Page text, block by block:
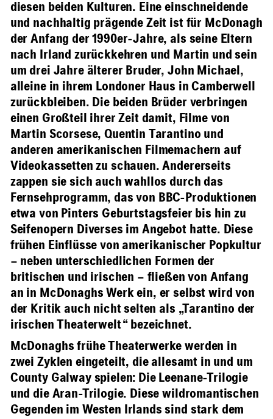
diesen beiden Kulturen. Eine einschneidende
und nachhaltig prägende Zeit ist für McDonagh
der Anfang der 1990er-Jahre, als seine Eltern
nach Irland zurückkehren und Martin und sein
um drei Jahre älterer Bruder, John Michael,
alleine in ihrem Londoner Haus in Camberwell
zurückbleiben. Die beiden Brüder verbringen
einen Großteil ihrer Zeit damit, Filme von
Martin Scorsese, Quentin Tarantino und
anderen amerikanischen Filmemachern auf
Videokassetten zu schauen. Andererseits
zappen sie sich auch wahllos durch das
Fernsehprogramm, das von BBC-Produktionen
etwa von Pinters Geburtstagsfeier bis hin zu
Seifenopern Diverses im Angebot hatte. Diese
frühen Einflüsse von amerikanischer Popkultur
– neben unterschiedlichen Formen der
britischen und irischen – fließen von Anfang
an in McDonaghs Werk ein, er selbst wird von
der Kritik auch nicht selten als „Tarantino der
irischen Theaterwelt“ bezeichnet.
McDonaghs frühe Theaterwerke werden in
zwei Zyklen eingeteilt, die allesamt in und um
County Galway spielen: Die Leenane-Trilogie
und die Aran-Trilogie. Diese wildromantischen
Gegenden im Westen Irlands sind stark dem